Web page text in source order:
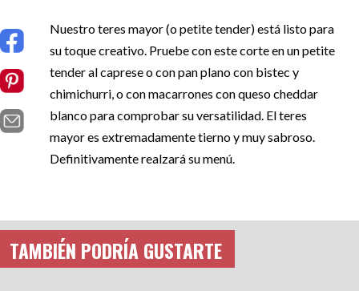
Nuestro teres mayor (o petite tender) está listo para
su toque creativo. Pruebe con este corte en un petite
tender al caprese o con pan plano con bistec y
chimichurri, o con macarrones con queso cheddar
blanco para comprobar su versatilidad. El teres
mayor es extremadamente tierno y muy sabroso.
Definitivamente realzará su menú.
TAMBIÉN PODRÍA GUSTARTE